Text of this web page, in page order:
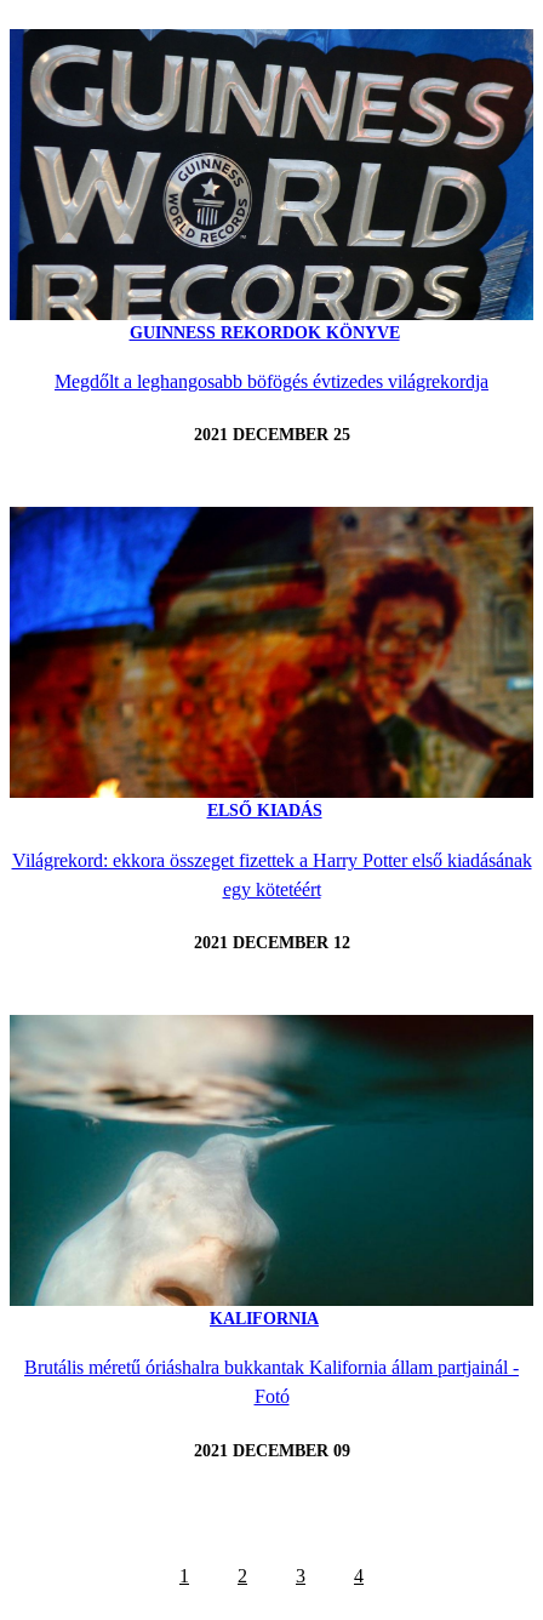
GUINNESS REKORDOK KÖNYVE
Megdőlt a leghangosabb böfögés évtizedes világrekordja
2021 DECEMBER 25
ELSŐ KIADÁS
Világrekord: ekkora összeget fizettek a Harry Potter első kiadásának
egy kötetéért
2021 DECEMBER 12
KALIFORNIA
Brutális méretű óriáshalra bukkantak Kalifornia állam partjainál -
Fotó
2021 DECEMBER 09
1 2 3 4